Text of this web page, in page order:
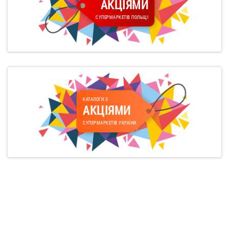
АКЦІЯМИ
СУПЕРМАРКЕТІВ ПОЛЬЩІ
КАТАЛОГИ З
АКЦІЯМИ
СУПЕРМАРКЕТІВ УКРАЇНИ